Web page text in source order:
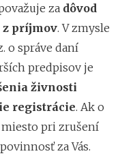
za dôvod
z príjmov. V zmysle
o správe daní
predpisov je
živnosti
registrácie. Ak o
pri zrušení
za Vás.